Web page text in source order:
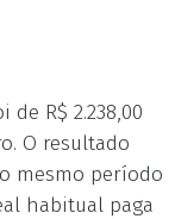
R$ 2.238,00
O resultado
mesmo período
habitual paga